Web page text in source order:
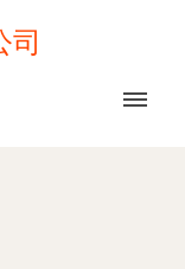
司